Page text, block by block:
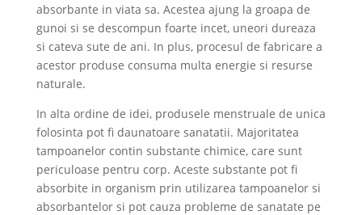
absorbante in viata sa. Acestea ajung la groapa de
gunoi si se descompun foarte incet, uneori dureaza
si cateva sute de ani. In plus, procesul de fabricare a
acestor produse consuma multa energie si resurse
naturale.
In alta ordine de idei, produsele menstruale de unica
folosinta pot fi daunatoare sanatatii. Majoritatea
tampoanelor contin substante chimice, care sunt
periculoase pentru corp. Aceste substante pot fi
absorbite in organism prin utilizarea tampoanelor si
absorbantelor si pot cauza probleme de sanatate pe